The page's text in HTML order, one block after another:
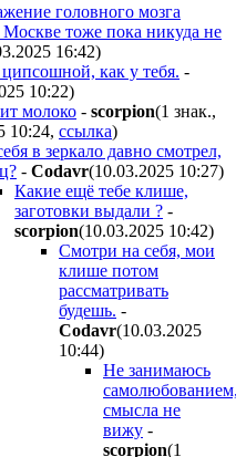
головного мозга
тоже пока никуда не
16:42)
как у тебя. -
10:22)
молоко - scorpion(1 знак.,
10:24, ссылка)
в зеркало давно смотрел,
- Codavr(10.03.2025 10:27)
Какие ещё тебе клише,
заготовки выдали ? -
scorpion(10.03.2025 10:42)
Смотри на себя, мои
клише потом
рассматривать
будешь. -
Codavr(10.03.2025
10:44)
Не занимаюсь
смысла не
вижу -
scorpion(1